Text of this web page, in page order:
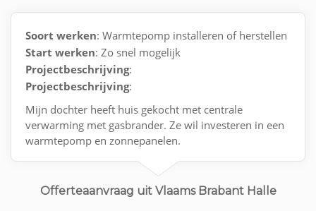
Soort werken: Warmtepomp installeren of herstellen
Start werken: Zo snel mogelijk
Projectbeschrijving:
Projectbeschrijving:
Mijn dochter heeft huis gekocht met centrale
verwarming met gasbrander. Ze wil investeren in een
warmtepomp en zonnepanelen.
Offerteaanvraag uit Vlaams Brabant Halle